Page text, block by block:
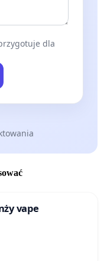
dla
vape